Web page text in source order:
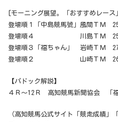
[モーニング展望。「おすすめレー
登場順１「中島競馬號」風間ＴＭ
登場順４ 川島ＴＭ 25戦
登場順３「福ちゃん」 岩崎ＴＭ
登場順２ 山崎ＴＭ 26戦
【パドック解説】
４Ｒ～12Ｒ 高知競馬新聞協会 「
（高知競馬公式サイト「競走成績」